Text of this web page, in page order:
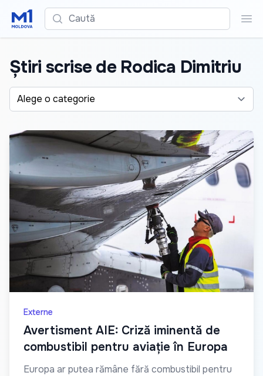
Caută
Știri scrise de Rodica Dimitriu
Alege o categorie
Externe
Avertisment AIE: Criză iminentă de
combustibil pentru aviație în Europa
Europa ar putea rămâne fără combustibil pentru